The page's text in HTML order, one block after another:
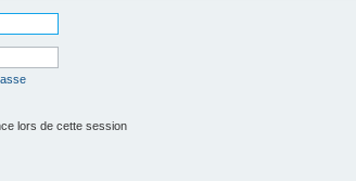
lors de cette session